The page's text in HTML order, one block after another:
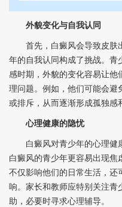
外貌变化与自我认同
首先，白癜风会导致皮肤
年的自我认同构成了挑战。
感时期，外貌的变化容易让
理问题。例如，他们可能会
或排斥，从而逐渐形成孤独感
心理健康的隐忧
白癜风对青少年的心理健
白癜风的青少年更容易出现
不仅影响他们的日常生活，
响。家长和教师应特别关注
助，必要时寻求心理辅导。